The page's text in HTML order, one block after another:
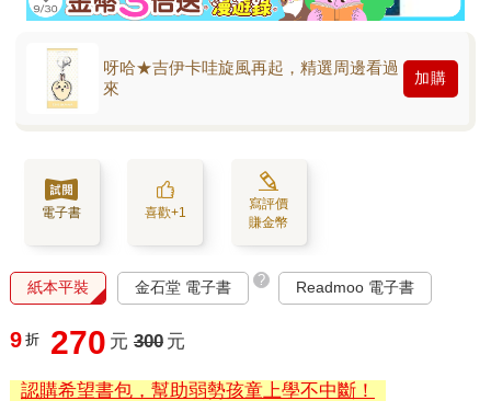
呀哈★吉伊卡哇旋風再起，精選周邊看過
來
加購
電子書 喜歡+1
寫評價
賺金幣
紙本平裝 金石堂 電子書 ? Readmoo 電子書
9 折 270 元 300 元
認購希望書包，幫助弱勢孩童上學不中斷！